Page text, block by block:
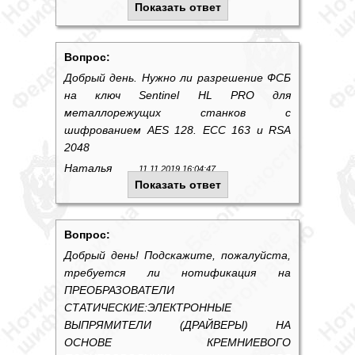
Показать ответ
Вопрос:
Добрый день. Нужно ли разрешение ФСБ
на ключ Sentinel HL PRO для
металлорежущих станков c
шифрованием AES 128. ECC 163 и RSA
2048
Наталья
11.11.2019 16:04:47
Показать ответ
Вопрос:
Добрый день! Подскажите, пожалуйста,
требуется ли нотификация на
ПРЕОБРАЗОВАТЕЛИ
СТАТИЧЕСКИЕ:ЭЛЕКТРОННЫЕ
ВЫПРЯМИТЕЛИ (ДРАЙВЕРЫ) НА
ОСНОВЕ КРЕМНИЕВОГО